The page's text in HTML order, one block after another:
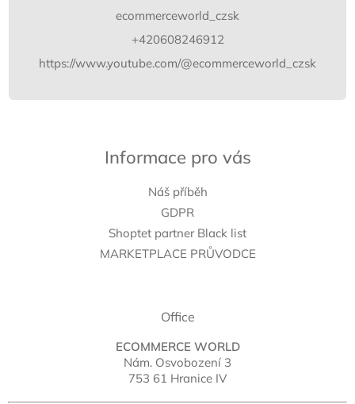
ecommerceworld_czsk
+420608246912
https://www.youtube.com/@ecommerceworld_czsk
Informace pro vás
Náš příběh
GDPR
Shoptet partner Black list
MARKETPLACE PRŮVODCE
Office
ECOMMERCE WORLD
Nám. Osvobození 3
753 61 Hranice IV